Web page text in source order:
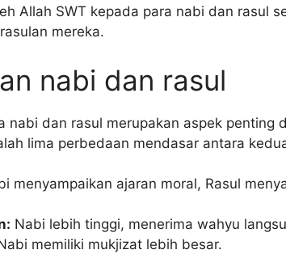
Allah SWT kepada para nabi dan rasul
mereka.
nabi dan rasul
nabi dan rasul merupakan aspek penting
lima perbedaan mendasar antara
menyampaikan ajaran moral, Rasul
Nabi lebih tinggi, menerima wahyu
memiliki mukjizat lebih besar.